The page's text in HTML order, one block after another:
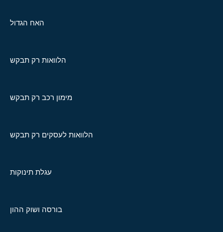
האח הגדול
הלוואות רק תבקש
מימון רכב רק תבקש
הלוואות לעסקים רק תבקש
עגלת תינוקות
בורסה ושוק ההון